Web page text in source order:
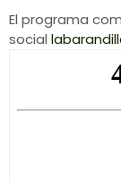
El programa
social